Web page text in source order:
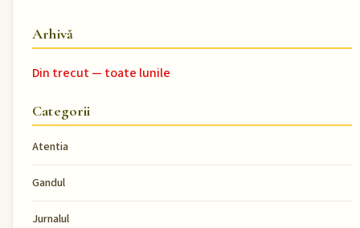
Arhivă
Din trecut — toate lunile
Categorii
Atentia
Gandul
Jurnalul